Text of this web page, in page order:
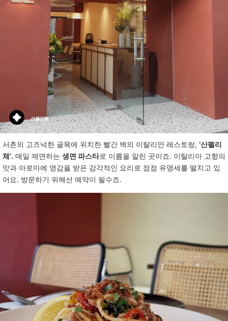
서촌의 고즈넉한 골목에 위치한 빨간 벽의 이탈리안 레스토랑, ‘산펠리
체’. 매일 제면하는 생면 파스타로 이름을 알린 곳이죠. 이탈리아 고향의
맛과 아로마에 영감을 받은 감각적인 요리로 점점 유명세를 떨치고 있
어요. 방문하기 위해선 예약이 필수죠.